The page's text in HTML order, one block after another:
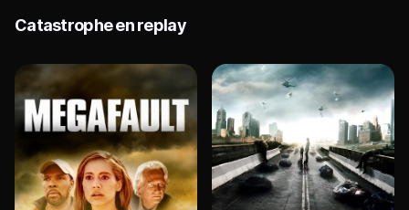
Catastrophe en replay